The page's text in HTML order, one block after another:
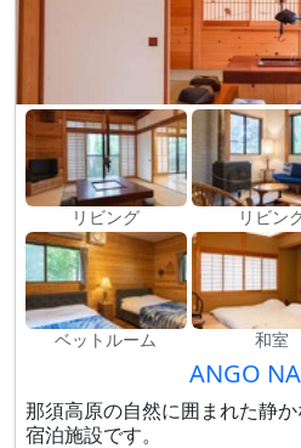
リビング リビン
ベットルーム 和室
ANGO
那須高原の自然に囲まれた静
宿泊施設です。